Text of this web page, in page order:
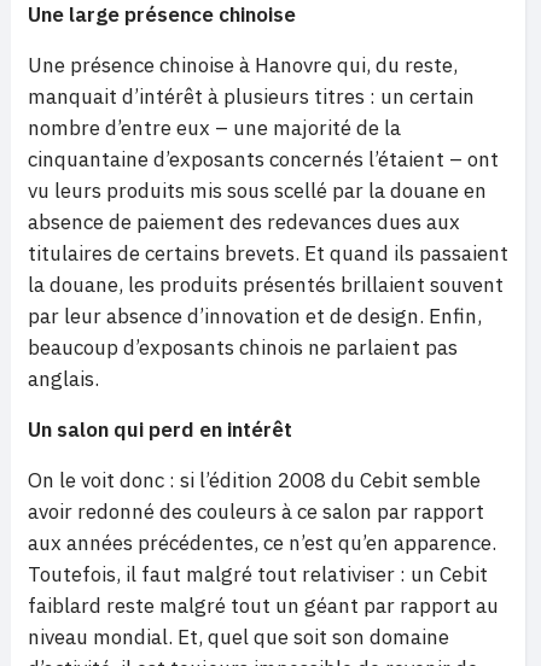
Une large présence chinoise
Une présence chinoise à Hanovre qui, du reste,
manquait d’intérêt à plusieurs titres : un certain
nombre d’entre eux – une majorité de la
cinquantaine d’exposants concernés l’étaient – ont
vu leurs produits mis sous scellé par la douane en
absence de paiement des redevances dues aux
titulaires de certains brevets. Et quand ils passaient
la douane, les produits présentés brillaient souvent
par leur absence d’innovation et de design. Enfin,
beaucoup d’exposants chinois ne parlaient pas
anglais.
Un salon qui perd en intérêt
On le voit donc : si l’édition 2008 du Cebit semble
avoir redonné des couleurs à ce salon par rapport
aux années précédentes, ce n’est qu’en apparence.
Toutefois, il faut malgré tout relativiser : un Cebit
faiblard reste malgré tout un géant par rapport au
niveau mondial. Et, quel que soit son domaine